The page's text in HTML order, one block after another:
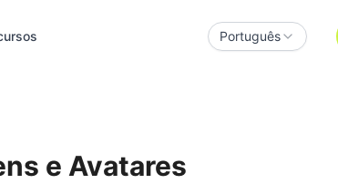
Português
e Avatares